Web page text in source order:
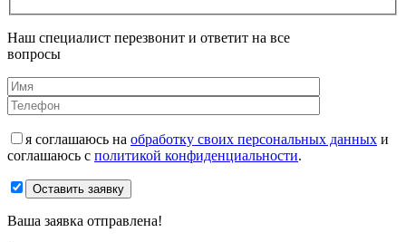
Наш специалист перезвонит и ответит на все
вопросы
я соглашаюсь на обработку своих персональных данных и
соглашаюсь с политикой конфиденциальности.
Оставить заявку
Ваша заявка отправлена!